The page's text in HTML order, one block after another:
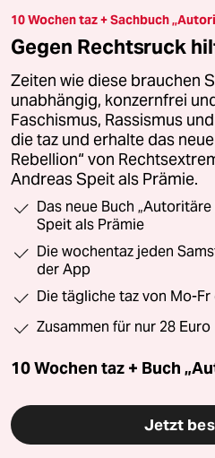
10 Wochen taz + Sachbuch
Gegen Rechtsruck
Zeiten wie diese brauchen
unabhängig, konzernfrei
Faschismus, Rassismus
die taz und erhalte das
Rebellion“ von
Andreas Speit als Prämie.
Das neue Buch
Speit als Prämie
Die wochentaz jeden
der App
Die tägliche taz von Mo-
Zusammen für nur 28 Euro
10 Wochen taz + Buch
Jetzt